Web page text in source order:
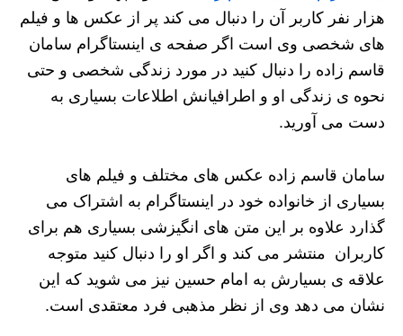
هزار نفر کاربر آن را دنبال می کند پر از عکس ها و فیلم
های شخصی وی است اگر صفحه ی اینستاگرام سامان
قاسم زاده را دنبال کنید در مورد زندگی شخصی و حتی
نحوه ی زندگی او و اطرافیانش اطلاعات بسیاری به
دست می آورید.
سامان قاسم زاده عکس های مختلف و فیلم های
بسیاری از خانواده خود در اینستاگرام به اشتراک می
گذارد علاوه بر این متن های انگیزشی بسیاری هم برای
کاربران منتشر می کند و اگر او را دنبال کنید متوجه
علاقه ی بسیارش به امام حسین نیز می شوید که این
نشان می دهد وی از نظر مذهبی فرد معتقدی است.